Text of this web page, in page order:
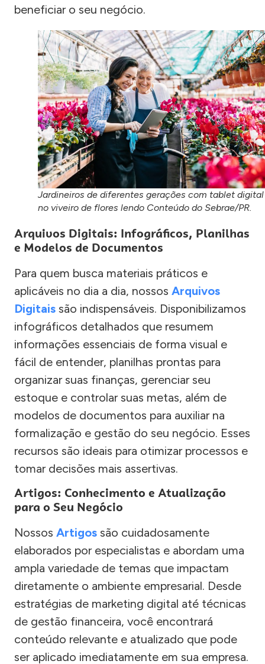
beneficiar o seu negócio.
Jardineiros de diferentes gerações com tablet digital
no viveiro de flores lendo Conteúdo do Sebrae/PR.
Arquivos Digitais: Infográficos, Planilhas
e Modelos de Documentos
Para quem busca materiais práticos e
aplicáveis no dia a dia, nossos Arquivos
Digitais são indispensáveis. Disponibilizamos
infográficos detalhados que resumem
informações essenciais de forma visual e
fácil de entender, planilhas prontas para
organizar suas finanças, gerenciar seu
estoque e controlar suas metas, além de
modelos de documentos para auxiliar na
formalização e gestão do seu negócio. Esses
recursos são ideais para otimizar processos e
tomar decisões mais assertivas.
Artigos: Conhecimento e Atualização
para o Seu Negócio
Nossos Artigos são cuidadosamente
elaborados por especialistas e abordam uma
ampla variedade de temas que impactam
diretamente o ambiente empresarial. Desde
estratégias de marketing digital até técnicas
de gestão financeira, você encontrará
conteúdo relevante e atualizado que pode
ser aplicado imediatamente em sua empresa.